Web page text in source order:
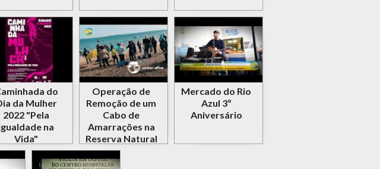
do
da Mulher
2022 "Pela
na
Vida"
Operação de
Remoção de um
Cabo de
Amarrações na
Reserva Natural
do Estuário do
Sado
Mercado do Rio
Azul 3º
Aniversário